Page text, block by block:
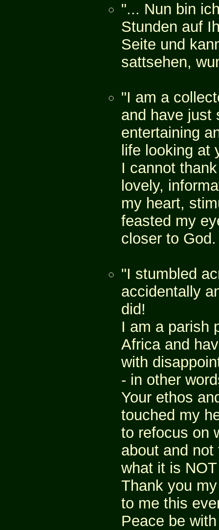
"... Nun bin
Stunden auf
Seite und
sattsehen,
"I am a
and have just
entertaining
life looking at
I cannot
lovely,
my heart,
feasted my
closer to
"I stumbled
accidentally
did!
I am a parish
Africa and
with
- in other
Your ethos
touched my
to refocus on
about and
what it is
Thank you
to me this
Peace be